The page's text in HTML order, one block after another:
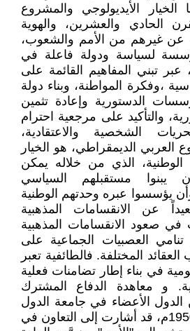
الخيار الأيديولوجي والمشروع
الحادي والعشرين، والهوية
عن غيرهم من الأمم والشعوب،
لسياسة ودولة فاعلة في
عبر تبني المفاهيم القائمة على
،وفكرة المواطنة، وبناء دولة
الدستورية وإعادة تثمين
والتأكيد على مرجعية احترام
الشخصية والاعتقادية،
العربي الديمقراطي، هو الخيار
الوطنية، الذي من خلاله يمكن
يبنوا مستقبلهم السياسي
يؤسسوا عبره وحدتهم الوطنية
عن الانقسامات المذهبية
في صعود الانقسامات المذهبية
تنامي العصبيات الجماعية على
المختلفة. فالطائفية تعبر
في بناء إطار تضامنات فعلية
و معاهدة الدفاع المشترك
الدول الأعضاء في جامعة الدول
العربية والموقعة عام 1950م، قد أشارت إلى التعاون في